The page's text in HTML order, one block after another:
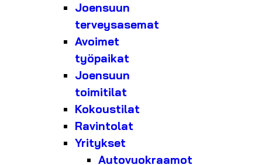
Joensuun
terveysasemat
Avoimet
työpaikat
Joensuun
toimitilat
Kokoustilat
Ravintolat
Yritykset
Autovuokraamot